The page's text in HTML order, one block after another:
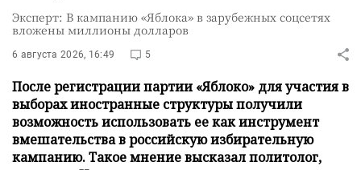
Эксперт: В кампанию «Яблока» в зарубежных соцсетях
вложены миллионы долларов
6 августа 2026, 16:49 5
После регистрации партии «Яблоко» для участия в
выборах иностранные структуры получили
возможность использовать ее как инструмент
вмешательства в российскую избирательную
кампанию. Такое мнение высказал политолог,